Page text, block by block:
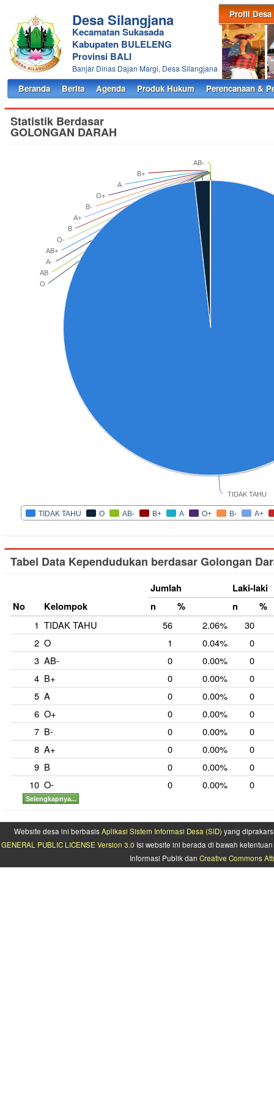
Profil Desa
Desa Silangjana
Kecamatan Sukasada
Kabupaten BULELENG
Provinsi BALI
Banjar Dinas Dajan Margi, Desa Silangjana
Beranda Berita Agenda Produk Hukum Perencanaan &
Statistik Berdasar
GOLONGAN DARAH
TIDAK TAHU
O
AB-
B+
A
O+
B-
A+
B
O-
AB+
A-
AB
TIDAK TAHU O AB- B+ A O+ B- A+
Tabel Data Kependudukan berdasar Golongan
No Kelompok
Jumlah
Laki-laki
n
% n
%
1 TIDAK TAHU 56 2.06%
30
2 O 1 0.04%
0
3 AB- 0 0.00%
0
4 B+ 0 0.00%
0
5 A 0 0.00%
0
6 O+ 0 0.00%
0
7 B- 0 0.00%
0
8 A+ 0 0.00%
0
9 B 0 0.00%
0
10 O- 0 0.00% 0
Selengkapnya...
Website desa ini berbasisAplikasi Sistem Informasi Desa (SID) yang
GENERAL PUBLIC LICENSE Version 3.0 Isi website ini berada di bawah
Informasi Publik dan Creative Commons